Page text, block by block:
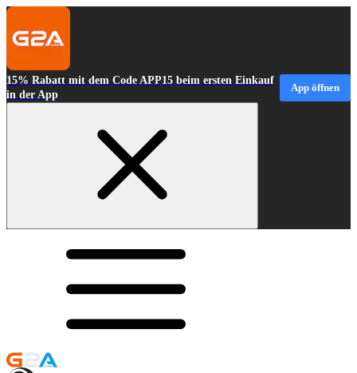
15% Rabatt mit dem Code APP15 beim ersten Einkauf
in der App
App öffnen